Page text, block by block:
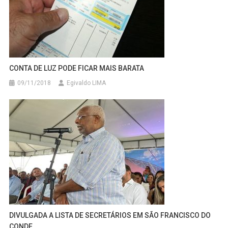
CONTA DE LUZ PODE FICAR MAIS BARATA
09/11/2018 Egivaldo LIMA
DIVULGADA A LISTA DE SECRETÁRIOS EM SÃO FRANCISCO DO